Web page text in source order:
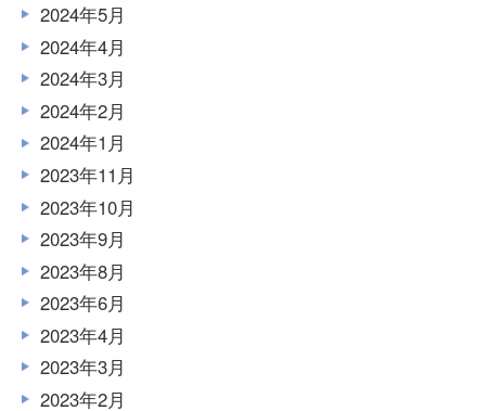
2024年5月
2024年4月
2024年3月
2024年2月
2024年1月
2023年11月
2023年10月
2023年9月
2023年8月
2023年6月
2023年4月
2023年3月
2023年2月